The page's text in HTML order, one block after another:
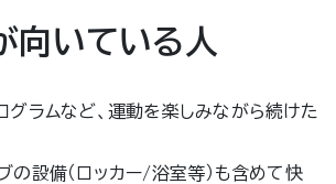
向いている人
グラムなど、運動を楽しみながら続けた
の設備（ロッカー/浴室等）も含めて快